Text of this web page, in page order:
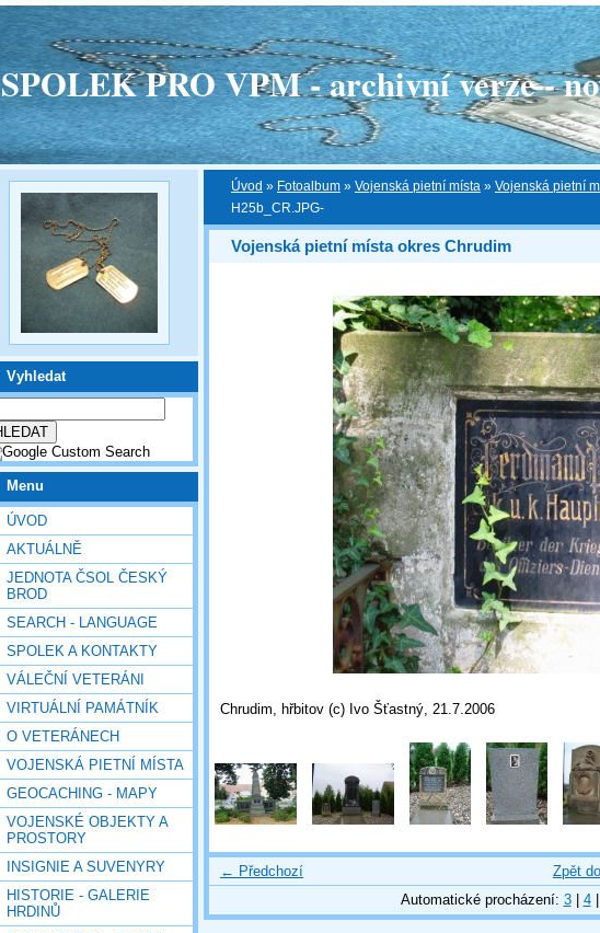
SPOLEK PRO VPM - archivní verze -
Vyhledat
Menu
ÚVOD
AKTUÁLNĚ
JEDNOTA ČSOL ČESKÝ
BROD
SEARCH - LANGUAGE
SPOLEK A KONTAKTY
VÁLEČNÍ VETERÁNI
VIRTUÁLNÍ PAMÁTNÍK
O VETERÁNECH
VOJENSKÁ PIETNÍ MÍSTA
GEOCACHING - MAPY
VOJENSKÉ OBJEKTY A
PROSTORY
INSIGNIE A SUVENYRY
HISTORIE - GALERIE
HRDINŮ
Úvod » Fotoalbum » Vojenská pietní místa » Vojenská pietní
H25b_CR.JPG-
Vojenská pietní místa okres Chrudim
Chrudim, hřbitov (c) Ivo Šťastný, 21.7.2006
← Předchozí
Zpět
Automatické procházení: 3| 4|